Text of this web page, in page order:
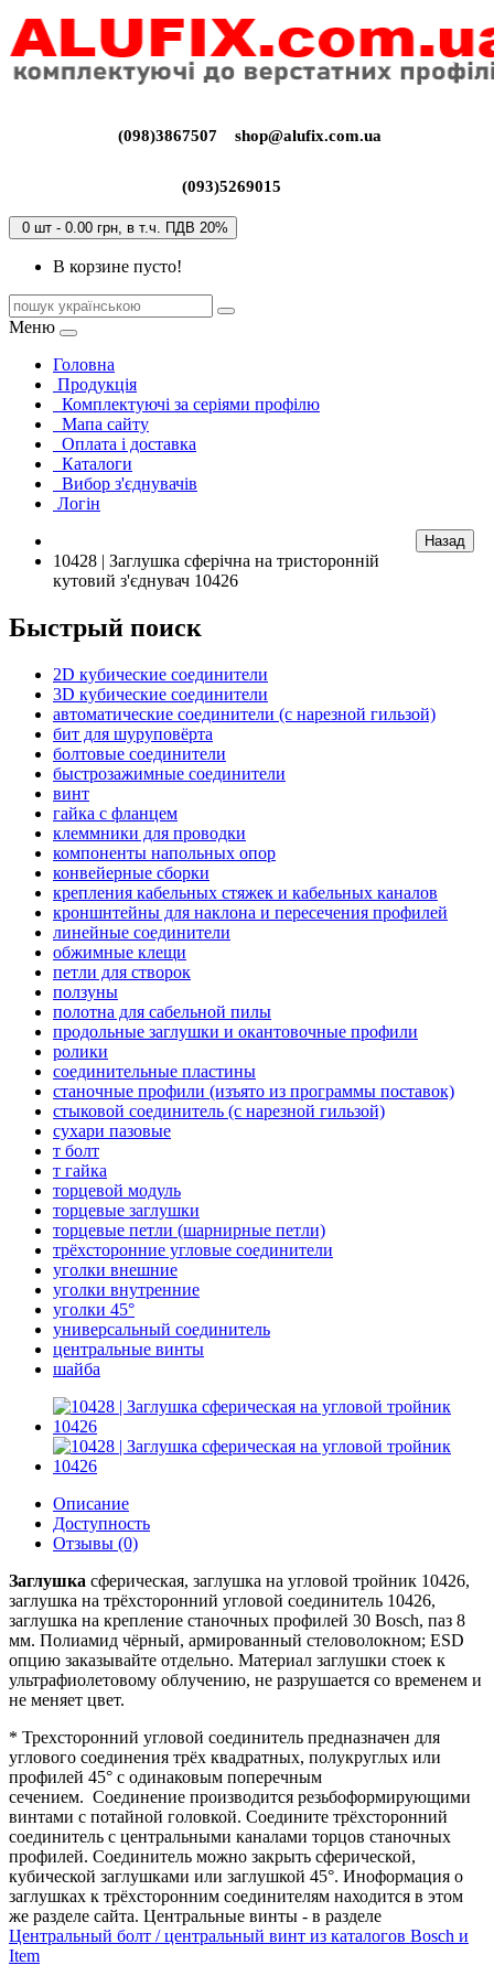
(098)3867507 shop@alufix.com.ua
(093)5269015
0 шт - 0.00 грн, в т.ч. ПДВ 20%
В корзине пусто!
Меню
Головна
Продукція
Комплектуючі за серіями профілю
Мапа сайту
Оплата і доставка
Каталоги
Вибор з'єднувачів
Логін
10428 | Заглушка сферічна на тристоронній
кутовий з'єднувач 10426
Быстрый поиск
2D кубические соединители
3D кубические соединители
автоматические соединители (с нарезной гильзой)
бит для шуруповёрта
болтовые соединители
быстрозажимные соединители
винт
гайка с фланцем
клеммники для проводки
компоненты напольных опор
конвейерные сборки
крепления кабельных стяжек и кабельных каналов
кроншнтейны для наклона и пересечения профилей
линейные соединители
обжимные клещи
петли для створок
ползуны
полотна для сабельной пилы
продольные заглушки и окантовочные профили
ролики
соединительные пластины
станочные профили (изъято из программы поставок)
стыковой соединитель (с нарезной гильзой)
сухари пазовые
т болт
т гайка
торцевой модуль
торцевые заглушки
торцевые петли (шарнирные петли)
трёхсторонние угловые соединители
уголки внешние
уголки внутренние
уголки 45°
универсальный соединитель
центральные винты
шайба
Описание
Доступность
Отзывы (0)
Заглушка сферическая, заглушка на угловой тройник 10426,
заглушка на трёхсторонний угловой соединитель 10426,
заглушка на крепление станочных профилей 30 Bosch, паз 8
мм. Полиамид чёрный, армированный стеловолокном; ESD
опцию заказывайте отдельно. Материал заглушки стоек к
ультрафиолетовому облучению, не разрушается со временем и
не меняет цвет.
* Трехсторонний угловой соединитель предназначен для
углового соединения трёх квадратных, полукруглых или
профилей 45° c одинаковым поперечным
сечением. Соединение производится резьбоформирующими
винтами с потайной головкой. Соедините трёхсторонний
соединитель с центральными каналами торцов станочных
профилей. Соединитель можно закрыть сферической,
кубической заглушками или заглушкой 45°. Иноформация о
заглушках к трёхсторонним соединителям находится в этом
же разделе сайта. Центральные винты - в разделе
Центральный болт / центральный винт из каталогов Bosch и
Item